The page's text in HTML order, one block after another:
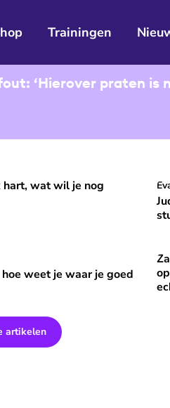
Trainingen
‘Hierover praten is
wat wil je nog meer?’
hart, wat wil je nog
weet je waar je goed aan
weet je waar je goed
artikelen